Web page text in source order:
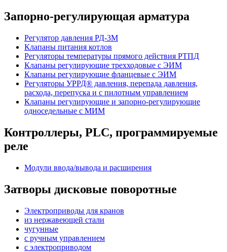
Запорно-регулирующая арматура
Регулятор давления РД-3М
Клапаны питания котлов
Регуляторы температуры прямого действия РТПД
Клапаны регулирующие трехходовые с ЭИМ
Клапаны регулирующие фланцевые с ЭИМ
Регуляторы УРРД® давления, перепада давления,
расхода, перепуска и с пилотным управлением
Клапаны регулирующие и запорно-регулирующие
односедельные с МИМ
Контроллеры, PLС, программируемые
реле
Модули ввода/вывода и расширения
Затворы дисковые поворотные
Электроприводы для кранов
из нержавеющей стали
чугунные
с ручным управлением
c электроприводом